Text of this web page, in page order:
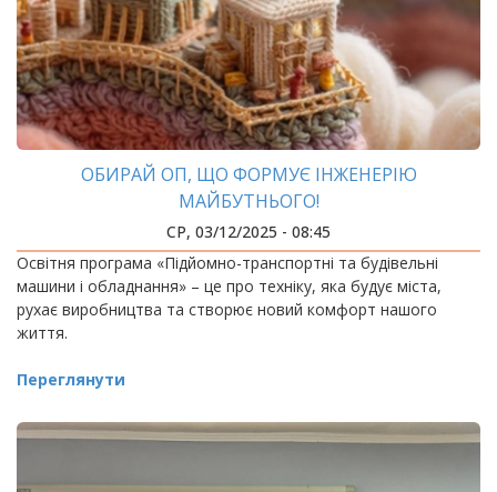
ОБИРАЙ ОП, ЩО ФОРМУЄ ІНЖЕНЕРІЮ
МАЙБУТНЬОГО!
СР, 03/12/2025 - 08:45
Освітня програма «Підйомно-транспортні та будівельні
машини і обладнання» – це про техніку, яка будує міста,
рухає виробництва та створює новий комфорт нашого
життя.
Переглянути